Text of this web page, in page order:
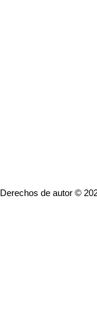
Derechos de autor ©